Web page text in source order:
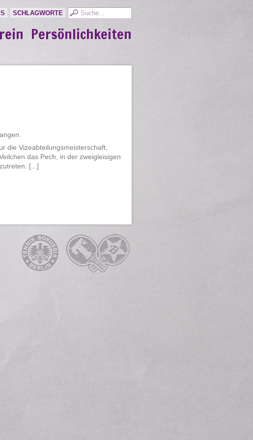
SCHLAGWORTE
Persönlichkeiten
die Vizeabteilungsmeisterschaft,
das Pech, in der zweigleisigen
[...]